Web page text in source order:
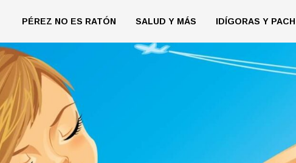
PÉREZ NO ES RATÓN SALUD Y MÁS IDÍGORAS Y